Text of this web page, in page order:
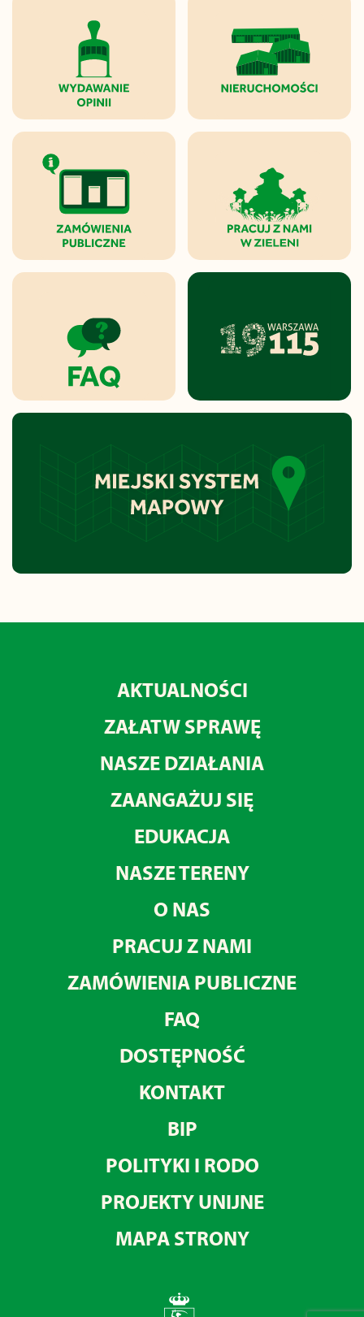
AKTUALNOŚCI
ZAŁATW SPRAWĘ
NASZE DZIAŁANIA
ZAANGAŻUJ SIĘ
EDUKACJA
NASZE TERENY
O NAS
PRACUJ Z NAMI
ZAMÓWIENIA PUBLICZNE
FAQ
DOSTĘPNOŚĆ
KONTAKT
BIP
POLITYKI I RODO
PROJEKTY UNIJNE
MAPA STRONY